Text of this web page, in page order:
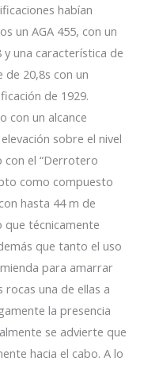
habían
un AGA 455, con un
una característica de
de 20,8s con un
de 1929.
con un alcance
sobre el nivel
con el “Derrotero
como compuesto
hasta 44 m de
técnicamente
que tanto el uso
para amarrar
una de ellas a
la presencia
se advierte que
hacia el cabo. A lo